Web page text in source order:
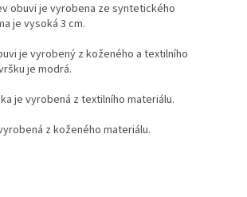
obuvi je vyrobena ze syntetického
je vysoká 3 cm.
je vyrobený z koženého a textilního
je modrá.
je vyrobená z textilního materiálu.
z koženého materiálu.